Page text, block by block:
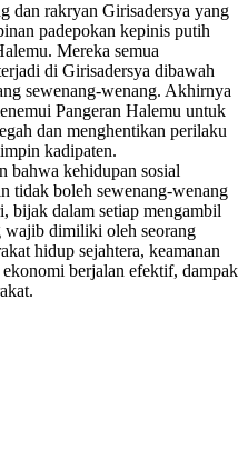
dan rakryan Girisadersya yang
padepokan kepinis putih
Mereka semua
di Girisadersya dibawah
sewenang-wenang. Akhirnya
Pangeran Halemu untuk
dan menghentikan perilaku
kadipaten.
bahwa kehidupan sosial
tidak boleh sewenang-wenang
bijak dalam setiap mengambil
wajib dimiliki oleh seorang
hidup sejahtera, keamanan
berjalan efektif, dampak